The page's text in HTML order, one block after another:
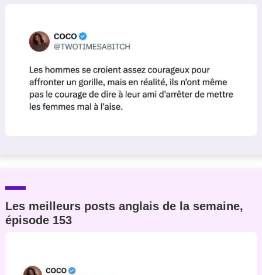
Les meilleurs posts anglais de la semaine,
épisode 153